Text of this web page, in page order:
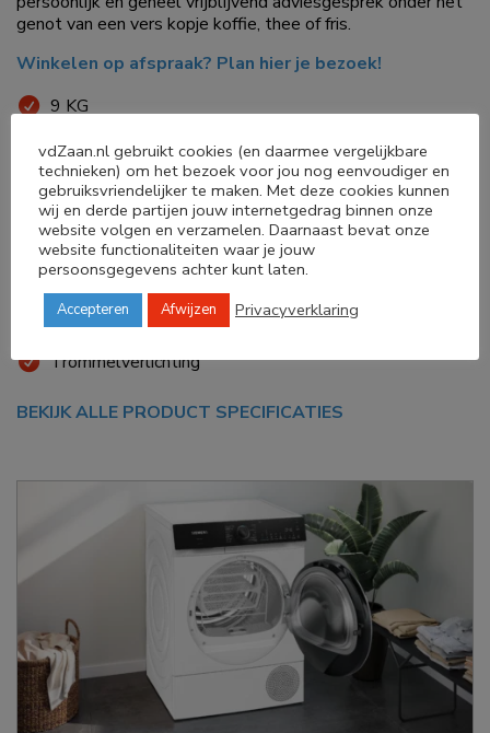
genot van een vers kopje koffie, thee of fris.
Winkelen op afspraak? Plan hier je bezoek!
9 KG
Groot LED display
SelfCleaning condensor
Halve belading-optie
Bedlinnen programma
Auto Dry sensor
smartFinish = verwijder eenvoudig kreuken met stoom
Doorzichtige deur
Trommelverlichting
BEKIJK ALLE PRODUCT SPECIFICATIES
vdZaan.nl gebruikt cookies (en daarmee vergelijkbare
technieken) om het bezoek voor jou nog eenvoudiger en
gebruiksvriendelijker te maken. Met deze cookies kunnen
wij en derde partijen jouw internetgedrag binnen onze
website volgen en verzamelen. Daarnaast bevat onze
website functionaliteiten waar je jouw
persoonsgegevens achter kunt laten.
Accepteren Afwijzen Privacyverklaring